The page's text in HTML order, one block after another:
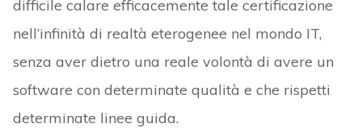
difficile calare efficacemente tale certificazione
nell’infinità di realtà eterogenee nel mondo IT,
senza aver dietro una reale volontà di avere un
software con determinate qualità e che rispetti
determinate linee guida.